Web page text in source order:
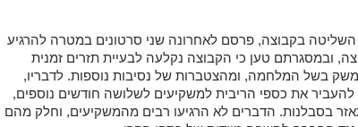
השליטה בקבוצה, פרסם לאחרונה שני סרטונים במטרה להרגיע
ובמסגרתם טען כי הקבוצה נקלעה לבעיית תזרים זמנית
בשל המלחמה, ומהצטברות של נסיבות נוספות. לדבריו,
את כספי הריבית למשקיעים לשלושה חודשים נוספים,
בסבלנות. הדברים לא הרגיעו רבים מהמשקיעים, וחלק מהם